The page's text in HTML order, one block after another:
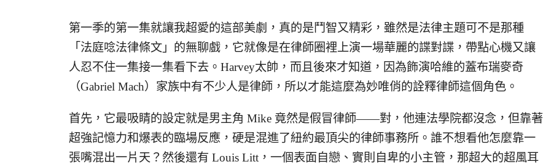
第一季的第一集就讓我超愛的這部美劇，真的是鬥智又精彩，雖然是法律主題可不是那種
「法庭唸法律條文」的無聊戲，它就像是在律師圈裡上演一場華麗的諜對諜，帶點心機又讓
人忍不住一集接一集看下去。Harvey太帥，而且後來才知道，因為飾演哈維的蓋布瑞麥奇
（Gabriel Mach）家族中有不少人是律師，所以才能這麼為妙唯俏的詮釋律師這個角色。
首先，它最吸睛的設定就是男主角 Mike 竟然是假冒律師——對，他連法學院都沒念，但靠著
超強記憶力和爆表的臨場反應，硬是混進了紐約最頂尖的律師事務所。誰不想看他怎麼靠一
張嘴混出一片天？然後還有 Louis Litt，一個表面自戀、實則自卑的小主管，那超大的超風耳